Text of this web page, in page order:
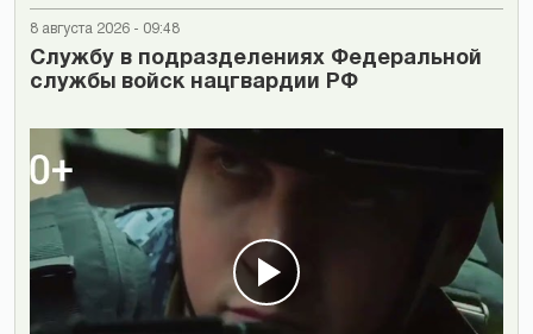
8 августа 2026 - 09:48
Cлужбу в подразделениях Федеральной
службы войск нацгвардии РФ